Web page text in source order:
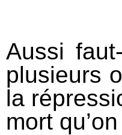
Aussi
plusieurs
la
mort